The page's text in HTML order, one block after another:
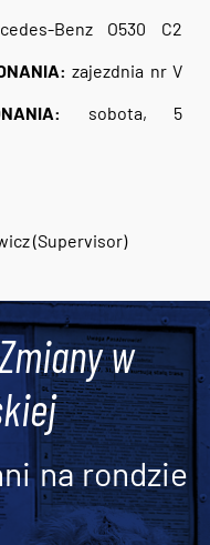
Benz O530 C2
zajezdnia nr V
sobota, 5
(Supervisor)
w
na rondzie